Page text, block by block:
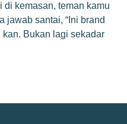
kemasan, teman kamu
jawab santai, “Ini brand
kan. Bukan lagi sekadar